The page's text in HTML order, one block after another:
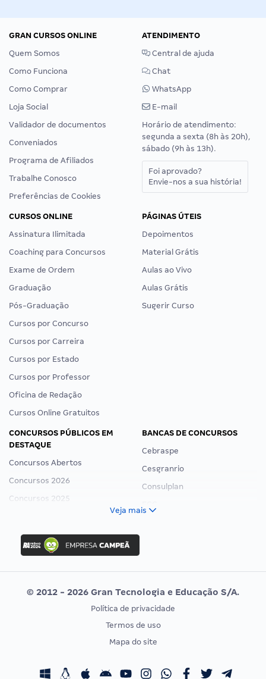
GRAN CURSOS ONLINE
Quem Somos
Como Funciona
Como Comprar
Loja Social
Validador de documentos
Conveniados
Programa de Afiliados
Trabalhe Conosco
Preferências de Cookies
ATENDIMENTO
Central de ajuda
Chat
WhatsApp
E-mail
Horário de atendimento:
segunda a sexta (8h às 20h),
sábado (9h às 13h).
Foi aprovado?
Envie-nos a sua história!
CURSOS ONLINE
Assinatura Ilimitada
Coaching para Concursos
Exame de Ordem
Graduação
Pós-Graduação
Cursos por Concurso
Cursos por Carreira
Cursos por Estado
Cursos por Professor
Oficina de Redação
Cursos Online Gratuitos
PÁGINAS ÚTEIS
Depoimentos
Material Grátis
Aulas ao Vivo
Aulas Grátis
Sugerir Curso
CONCURSOS PÚBLICOS EM
DESTAQUE
Concursos Abertos
Concursos 2026
Concursos 2025
Concurso Ibama
Concurso MPU
Editais publicados
BANCAS DE CONCURSOS
Cebraspe
Cesgranrio
Consulplan
Vunesp
CONCURSOS POR PROFISSÃO
Concursos Fiscais
EXAME DE ORDEM
Calendário OAB
Veja mais
© 2012 - 2026 Gran Tecnologia e Educação S/A.
Política de privacidade
Termos de uso
Mapa do site